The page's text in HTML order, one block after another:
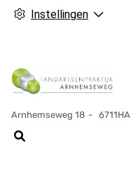
Instellingen
Arnhemseweg 18 6711HA